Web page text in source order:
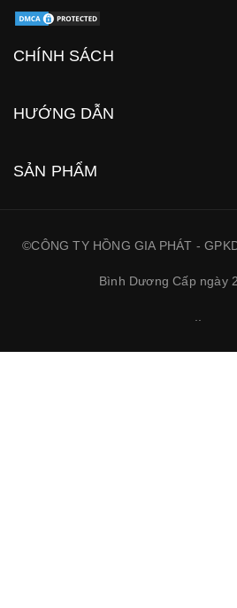
CHÍNH SÁCH
HƯỚNG DẪN
SẢN PHẨM
©CÔNG TY HỒNG GIA PHÁT -
Bình Dương Cấp ngày
..